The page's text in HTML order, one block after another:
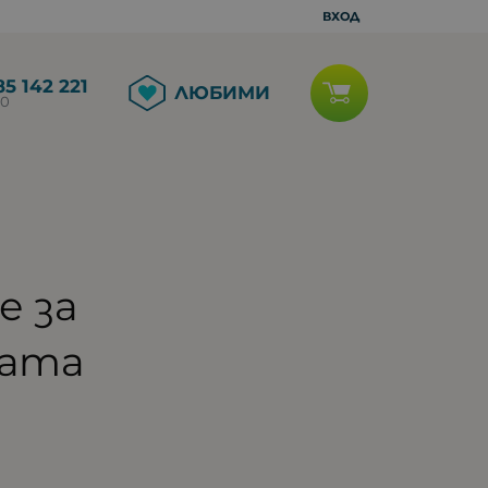
ВХОД
142 221 ЛЮБИМИ
за